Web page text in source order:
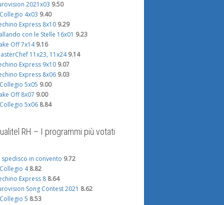
2021x03 9.50
4x03 9.40
Express 8x10 9.29
con le Stelle 16x01 9.23
Off 7x14 9.16
11x23, 11x24 9.14
Express 9x10 9.07
Express 8x06 9.03
5x05 9.00
Off 8x07 9.00
5x06 8.84
RH – I programmi più votati
spedisco in convento 9.72
4 8.82
Express 8 8.64
Song Contest 2021 8.62
5 8.53